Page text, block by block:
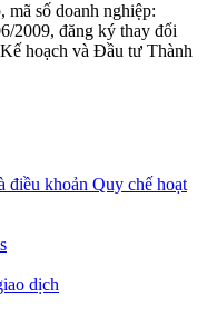
mã số doanh nghiệp:
2009, đăng ký thay đổi
hoạch và Đầu tư Thành
điều khoản Quy chế hoạt
dịch